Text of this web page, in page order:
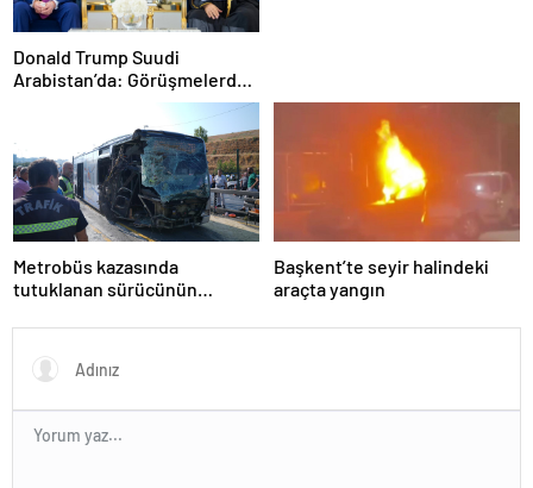
Donald Trump Suudi
Arabistan’da: Görüşmelerde
Metrobüs kazasında
tutuklanan sürücünün
Başkent’te seyir halindeki
araçta yangın